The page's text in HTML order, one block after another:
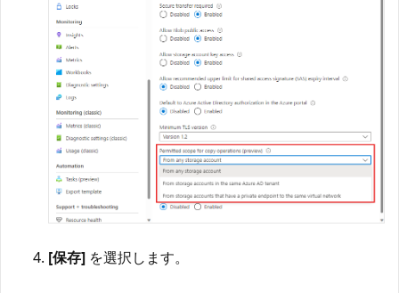
[保存] を選択します。